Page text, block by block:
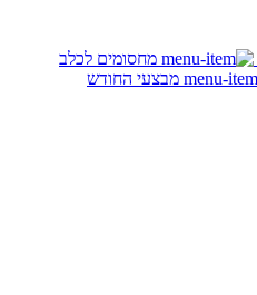
מחסומים לכלב
מבצעי החודש